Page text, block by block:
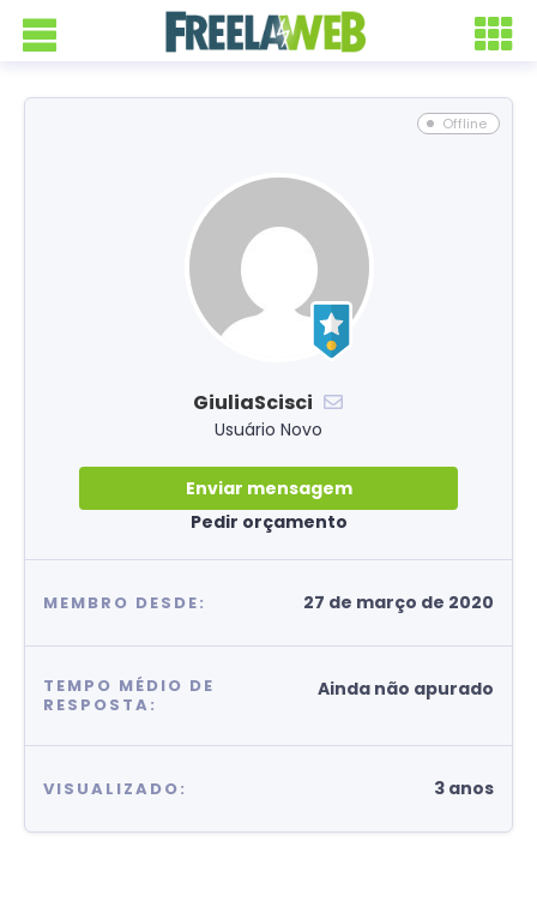
Offline
GiuliaScisci
Usuário Novo
Enviar mensagem
Pedir orçamento
MEMBRO DESDE: 27 de março de 2020
TEMPO MÉDIO DE
RESPOSTA:
Ainda não apurado
VISUALIZADO: 3 anos